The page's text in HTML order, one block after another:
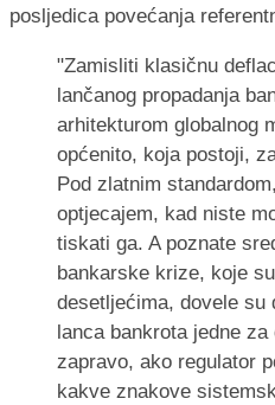
posljedica povećanja
"Zamisliti klasičnu
lančanog propadanja
arhitekturom globalnog
općenito, koja postoji,
Pod zlatnim
optjecajem, kad niste
tiskati ga. A poznate
bankarske krize, koje
desetljećima, dovele su
lanca bankrota jedne
zapravo, ako regulator
kakve znakove